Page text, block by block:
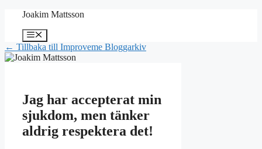
Hoppa
innehåll
Joakim Mattsson
Meny
← Tillbaka till Improveme Bloggarkiv
Jag har accepterat min
sjukdom, men tänker
aldrig respektera det!